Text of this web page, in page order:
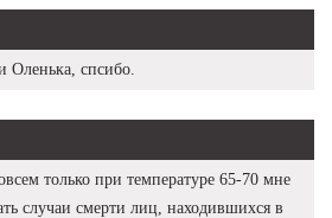
Оленька, спсибо.
только при температуре 65-70 мне
случаи смерти лиц, находившихся в